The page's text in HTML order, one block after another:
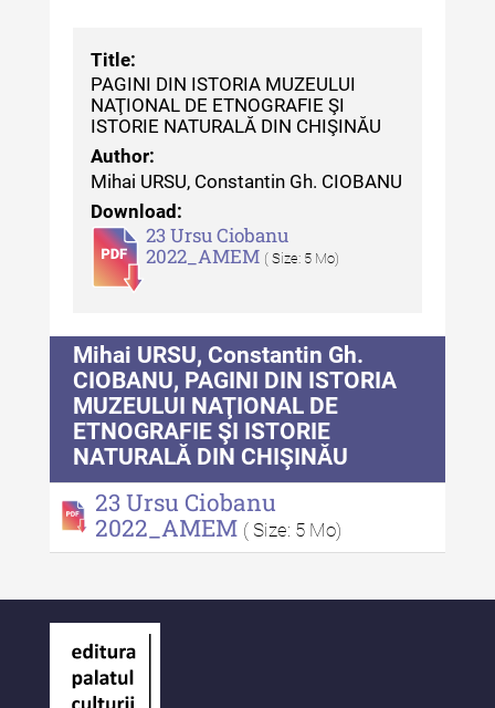
Anuarul Muzeului Etnografic al
Moldovei - XX / 2020
Indexul Complet
Buletinul Muzeului Științei și
Tehnicii ”Ștefan Procopiu”
Buletinul Muzeului Științei și
Tehnicii ”Ștefan Procopiu” - An
Buletinul Muzeului Științei și
Tehnicii ”Ștefan Procopiu” - An
XIV / Nr. 14 / 2020
Buletinul Muzeului Științei și
Tehnicii ”Ștefan Procopiu” - An
XII / Nr. 13 / 2019
Indexul Complet
Conservare-Restaurare a
Patrimoniului
Title:
PAGINI DIN ISTORIA MUZEULUI
NAŢIONAL DE ETNOGRAFIE ŞI
ISTORIE NATURALĂ DIN CHIŞINĂU
Author:
Mihai URSU, Constantin Gh. CIOBANU
Download:
23 Ursu Ciobanu
2022_AMEM ( Size: 5 Mo)
Mihai URSU, Constantin Gh.
CIOBANU, PAGINI DIN ISTORIA
MUZEULUI NAŢIONAL DE
ETNOGRAFIE ŞI ISTORIE
NATURALĂ DIN CHIŞINĂU
23 Ursu Ciobanu
2022_AMEM ( Size: 5 Mo)